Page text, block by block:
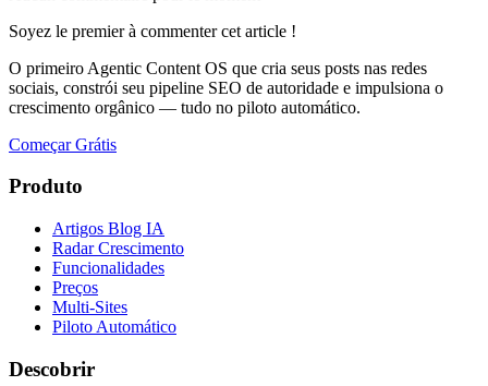
Soyez le premier à commenter cet article !
O primeiro Agentic Content OS que cria seus posts nas redes
sociais, constrói seu pipeline SEO de autoridade e impulsiona o
crescimento orgânico — tudo no piloto automático.
Começar Grátis
Produto
Artigos Blog IA
Radar Crescimento
Funcionalidades
Preços
Multi-Sites
Piloto Automático
Descobrir